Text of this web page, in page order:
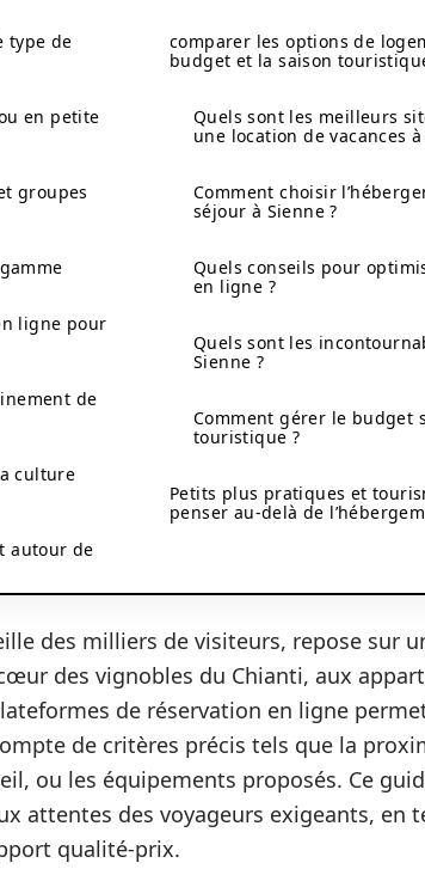
type de
en petite
groupes
ligne pour
de
culture
autour de
comparer les options de
budget et la saison
Quels sont les meilleurs
une location de vacances à
Comment choisir
séjour à Sienne ?
Quels conseils pour
en ligne ?
Quels sont les
Sienne ?
Comment gérer le budget
touristique ?
Petits plus pratiques et
penser au-delà de
des milliers de visiteurs, repose sur
des vignobles du Chianti, aux
de réservation en ligne
de critères précis tels que la
ou les équipements proposés. Ce
attentes des voyageurs exigeants, en
qualité-prix.